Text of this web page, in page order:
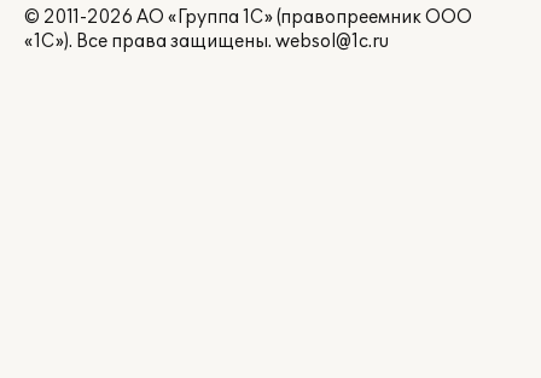
© 2011-2026 АО «Группа 1С» (правопреемник ООО
«1С»). Все права защищены. websol@1c.ru